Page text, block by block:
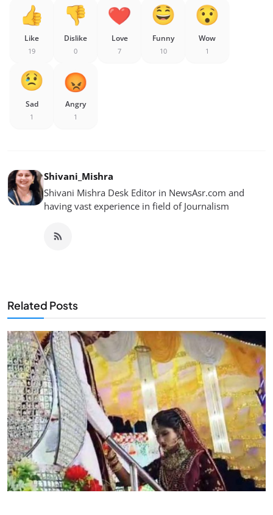
Like
19
Dislike
0
Love
7
Funny
10
Wow
1
Sad
1
Angry
1
Shivani_Mishra
Shivani Mishra Desk Editor in NewsAsr.com and
having vast experience in field of Journalism
Related Posts